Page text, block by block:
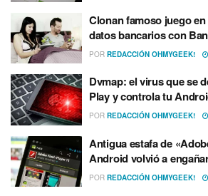
Clonan famoso juego
datos bancarios con
POR REDACCIÓN OHMYGEEK!
Dvmap: el virus que se
Play y controla tu
POR REDACCIÓN OHMYGEEK!
Antigua estafa de
Android volvió a
POR REDACCIÓN OHMYGEEK!